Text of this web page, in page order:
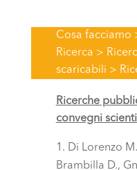
Cosa facciamo
Ricerca >
scaricabili >
Ricerche
convegni
Di Lorenzo
Brambilla D.,